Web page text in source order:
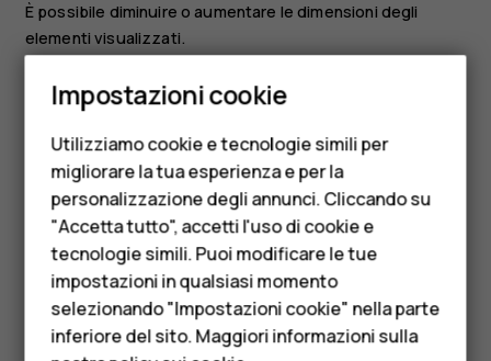
Smartphone
Cellulari
Telefoni per anziani
Accessori
HMD Terra M
Per le imprese
È possibile diminuire o aumentare le dimensioni degli
elementi visualizzati.
Toccare
dimensioni dello schermo, trascinare il dispositivo di
scorrimento apposito.
Ti è stato d'aiuto?
Impostazioni cookie
Utilizziamo cookie e tecnologie simili per
migliorare la tua esperienza e per la
personalizzazione degli annunci. Cliccando su
"Accetta tutto", accetti l'uso di cookie e
tecnologie simili. Puoi modificare le tue
impostazioni in qualsiasi momento
selezionando "Impostazioni cookie" nella parte
inferiore del sito. Maggiori informazioni sulla